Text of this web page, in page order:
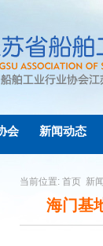
会 新闻动态
当前位置: 首页 新
海门基